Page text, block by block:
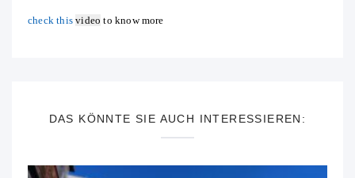
check thisvideo to know more
DAS KÖNNTE SIE AUCH INTERESSIEREN: